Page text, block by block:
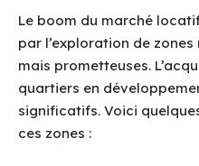
Le boom du marché
par l’exploration de
mais prometteuses.
quartiers en
significatifs. Voici
ces zones :